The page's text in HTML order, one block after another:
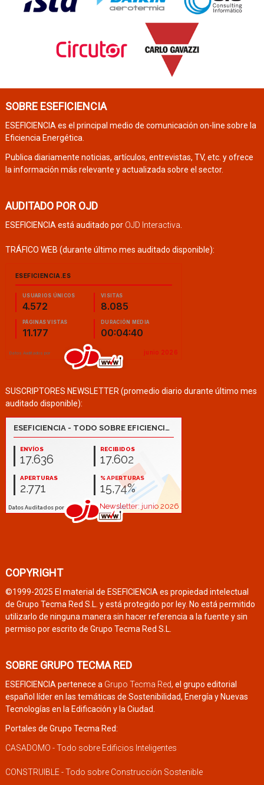
SOBRE ESEFICIENCIA
ESEFICIENCIA es el principal medio de comunicación on-line sobre la
Eficiencia Energética.
Publica diariamente noticias, artículos, entrevistas, TV, etc. y ofrece
la información más relevante y actualizada sobre el sector.
AUDITADO POR OJD
ESEFICIENCIA está auditado por OJD Interactiva.
TRÁFICO WEB (durante último mes auditado disponible):
SUSCRIPTORES NEWSLETTER (promedio diario durante último mes
auditado disponible):
COPYRIGHT
©1999-2025 El material de ESEFICIENCIA es propiedad intelectual
de Grupo Tecma Red S.L. y está protegido por ley. No está permitido
utilizarlo de ninguna manera sin hacer referencia a la fuente y sin
permiso por escrito de Grupo Tecma Red S.L.
SOBRE GRUPO TECMA RED
ESEFICIENCIA pertenece a Grupo Tecma Red, el grupo editorial
español líder en las temáticas de Sostenibilidad, Energía y Nuevas
Tecnologías en la Edificación y la Ciudad.
Portales de Grupo Tecma Red:
CASADOMO - Todo sobre Edificios Inteligentes
CONSTRUIBLE - Todo sobre Construcción Sostenible